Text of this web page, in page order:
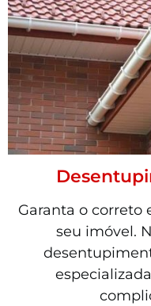
Garanta o correto
seu imóvel.